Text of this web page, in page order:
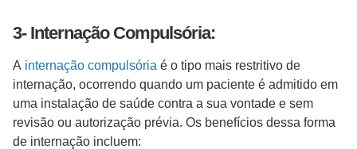
3- Internação Compulsória:
A internação compulsória é o tipo mais restritivo de
internação, ocorrendo quando um paciente é admitido em
uma instalação de saúde contra a sua vontade e sem
revisão ou autorização prévia. Os benefícios dessa forma
de internação incluem: